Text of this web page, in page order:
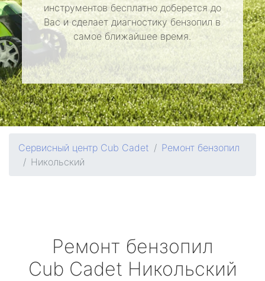
инструментов бесплатно доберется до
Вас и сделает диагностику бензопил в
самое ближайшее время.
Сервисный центр Cub Cadet
Ремонт бензопил
Никольский
Ремонт бензопил
Cub Cadet Никольский